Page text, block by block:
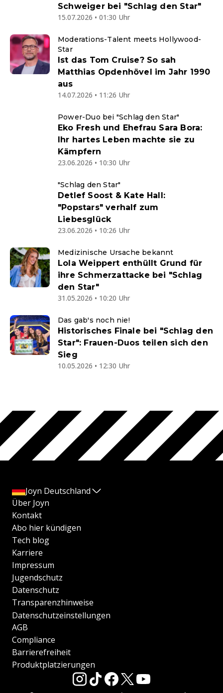
Schweiger bei "Schlag den Star"
15.07.2026 • 01:30 Uhr
Moderations-Talent meets Hollywood-
Star
Ist das Tom Cruise? So sah
Matthias Opdenhövel im Jahr 1990
aus
14.07.2026 • 11:26 Uhr
Power-Duo bei "Schlag den Star"
Eko Fresh und Ehefrau Sara Bora:
Ihr hartes Leben machte sie zu
Kämpfern
23.06.2026 • 10:30 Uhr
"Schlag den Star"
Detlef Soost & Kate Hall:
"Popstars" verhalf zum
Liebesglück
23.06.2026 • 10:26 Uhr
Medizinische Ursache bekannt
Lola Weippert enthüllt Grund für
ihre Schmerzattacke bei "Schlag
den Star"
31.05.2026 • 10:20 Uhr
Das gab's noch nie!
Historisches Finale bei "Schlag den
Star": Frauen-Duos teilen sich den
Sieg
10.05.2026 • 12:30 Uhr
Joyn Deutschland
Über Joyn
Kontakt
Abo hier kündigen
Tech blog
Karriere
Impressum
Jugendschutz
Datenschutz
Transparenzhinweise
Datenschutzeinstellungen
AGB
Compliance
Barrierefreiheit
Produktplatzierungen